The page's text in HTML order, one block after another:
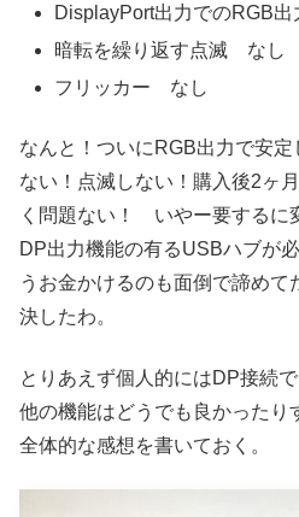
DisplayPort出力でのRGB出
暗転を繰り返す点滅 なし
フリッカー なし
なんと！ついにRGB出力で安
ない！点滅しない！購入後2ヶ
く問題ない！ いやー要するに
DP出力機能の有るUSBハブが
うお金かけるのも面倒で諦め
決したわ。
とりあえず個人的にはDP接続
他の機能はどうでも良かった
全体的な感想を書いておく。